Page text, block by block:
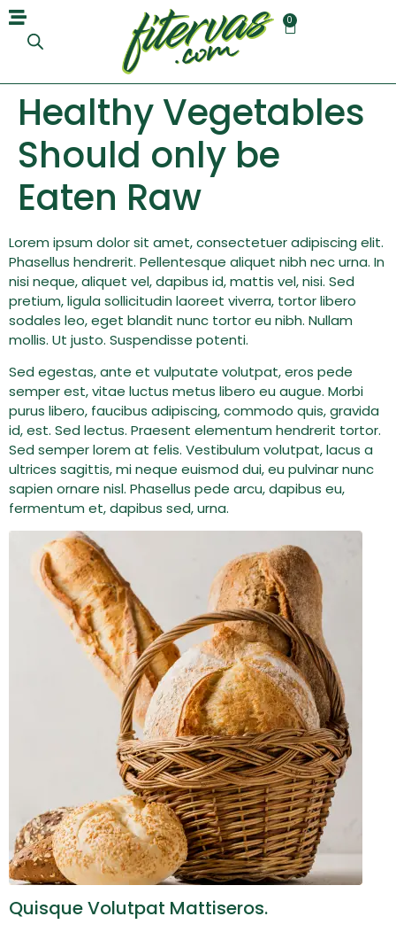
0
Healthy Vegetables
Should only be
Eaten Raw
Lorem ipsum dolor sit amet, consectetuer adipiscing elit.
Phasellus hendrerit. Pellentesque aliquet nibh nec urna. In
nisi neque, aliquet vel, dapibus id, mattis vel, nisi. Sed
pretium, ligula sollicitudin laoreet viverra, tortor libero
sodales leo, eget blandit nunc tortor eu nibh. Nullam
mollis. Ut justo. Suspendisse potenti.
Sed egestas, ante et vulputate volutpat, eros pede
semper est, vitae luctus metus libero eu augue. Morbi
purus libero, faucibus adipiscing, commodo quis, gravida
id, est. Sed lectus. Praesent elementum hendrerit tortor.
Sed semper lorem at felis. Vestibulum volutpat, lacus a
ultrices sagittis, mi neque euismod dui, eu pulvinar nunc
sapien ornare nisl. Phasellus pede arcu, dapibus eu,
fermentum et, dapibus sed, urna.
Quisque Volutpat Mattiseros.